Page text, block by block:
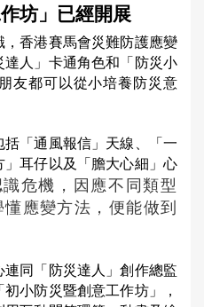
坊」已經開展
香港賽馬會災難防護應變
人」卡通角色和「防災小
友都可以從小培養防災意
括「通風報信」天線、「一
耳仔以及「膽大心細」心
危機，因應不同類型
應變方法，便能做到
同「防災達人」創作總監
小防災暨創意工作坊」，